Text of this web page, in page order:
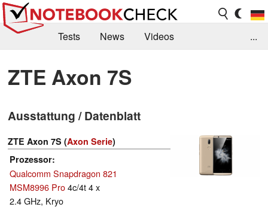
Tests News
Videos
Kaufberatung
Deals
Forum
...
ZTE Axon 7S
Ausstattung / Datenblatt
ZTE Axon 7S (Axon Serie)
Prozessor
Qualcomm Snapdragon 821
MSM8996 Pro4c/4t 4 x
2.4 GHz, Kryo